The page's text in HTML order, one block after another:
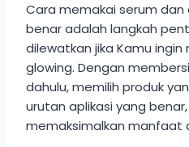
Cara memakai serum
benar adalah langkah
dilewatkan jika Kamu
glowing. Dengan
dahulu, memilih produk
urutan aplikasi yang
memaksimalkan manfaat